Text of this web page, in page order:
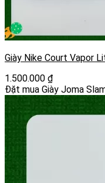
Giày Nike Court Vapor
1.500.000 ₫
Đặt mua Giày Joma